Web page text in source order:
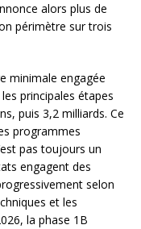
alors plus de
périmètre sur trois
minimale engagée
principales étapes
puis 3,2 milliards. Ce
programmes
pas toujours un
engagent des
selon
et les
la phase 1B